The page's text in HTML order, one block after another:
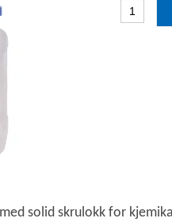
solid skrulokk for